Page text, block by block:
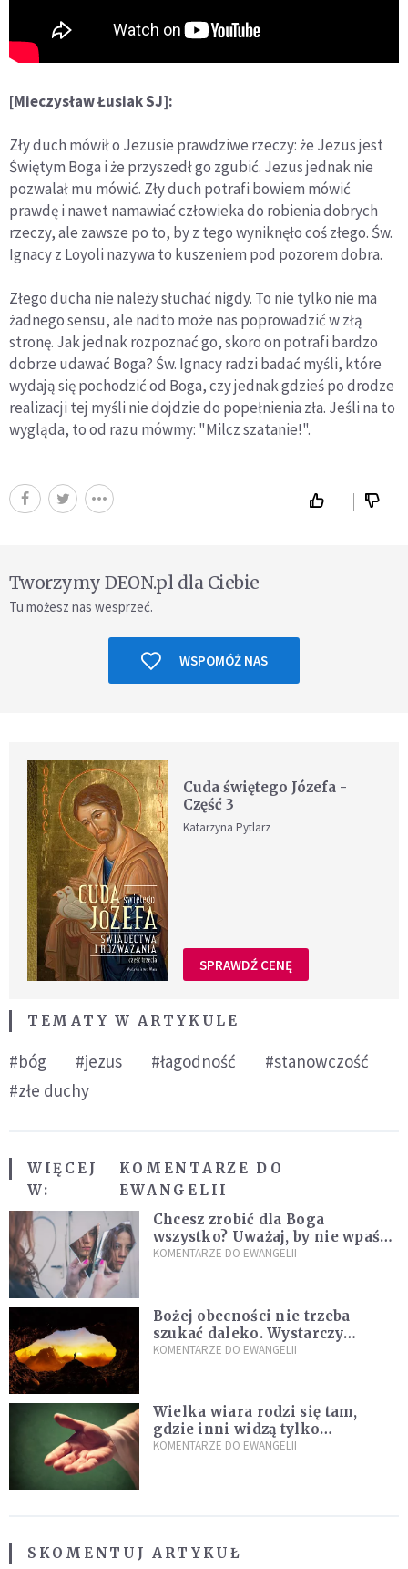
[Mieczysław Łusiak SJ]:
Zły duch mówił o Jezusie prawdziwe rzeczy: że Jezus jest
Świętym Boga i że przyszedł go zgubić. Jezus jednak nie
pozwalał mu mówić. Zły duch potrafi bowiem mówić
prawdę i nawet namawiać człowieka do robienia dobrych
rzeczy, ale zawsze po to, by z tego wyniknęło coś złego. Św.
Ignacy z Loyoli nazywa to kuszeniem pod pozorem dobra.
Złego ducha nie należy słuchać nigdy. To nie tylko nie ma
żadnego sensu, ale nadto może nas poprowadzić w złą
stronę. Jak jednak rozpoznać go, skoro on potrafi bardzo
dobrze udawać Boga? Św. Ignacy radzi badać myśli, które
wydają się pochodzić od Boga, czy jednak gdzieś po drodze
realizacji tej myśli nie dojdzie do popełnienia zła. Jeśli na to
wygląda, to od razu mówmy: "Milcz szatanie!".
Tworzymy DEON.pl dla Ciebie
Tu możesz nas wesprzeć.
WSPOMÓŻ NAS
Cuda świętego Józefa -
Część 3
Katarzyna Pytlarz
SPRAWDŹ CENĘ
TEMATY W ARTYKULE
#bóg #jezus #łagodność
#stanowczość
#złe duchy
WIĘCEJ
W:
KOMENTARZE DO
EWANGELII
Chcesz zrobić dla Boga
wszystko? Uważaj, by nie wpaść
w groźną pułapkę
KOMENTARZE DO EWANGELII
Bożej obecności nie trzeba
szukać daleko. Wystarczy
nauczyć się słuchać
KOMENTARZE DO EWANGELII
Wielka wiara rodzi się tam,
gdzie inni widzą tylko
przeszkody
KOMENTARZE DO EWANGELII
SKOMENTUJ ARTYKUŁ